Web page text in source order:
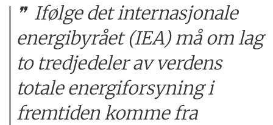
Ifølge det internasjonale
energibyrået (IEA) må om lag
to tredjedeler av verdens
totale energiforsyning i
fremtiden komme fra